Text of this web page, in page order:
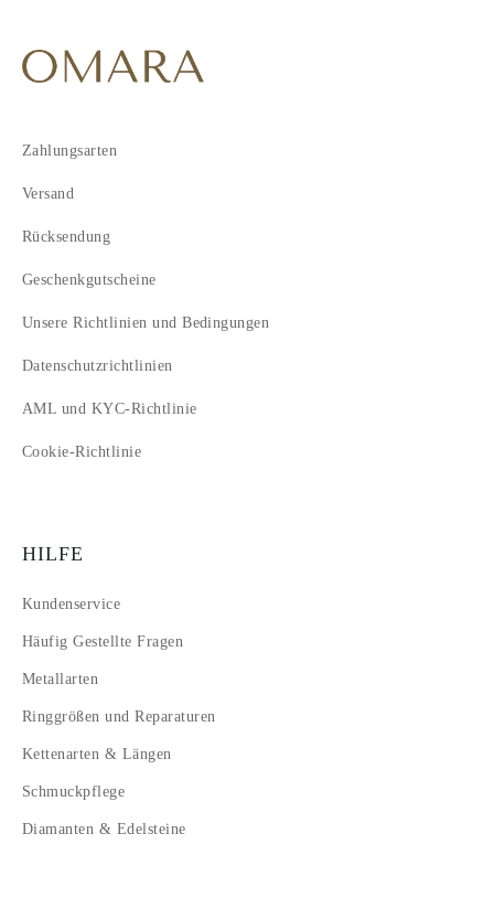
Zahlungsarten
Versand
Rücksendung
Geschenkgutscheine
Unsere Richtlinien und Bedingungen
Datenschutzrichtlinien
AML und KYC-Richtlinie
Cookie-Richtlinie
HILFE
Kundenservice
Häufig Gestellte Fragen
Metallarten
Ringgrößen und Reparaturen
Kettenarten & Längen
Schmuckpflege
Diamanten & Edelsteine